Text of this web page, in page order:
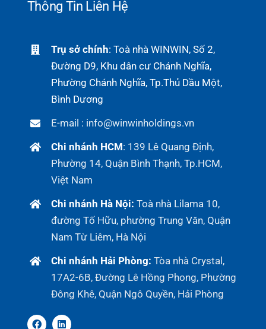
Thông Tin Liên Hệ
Trụ sở chính: Toà nhà WINWIN, Số 2,
Đường D9, Khu dân cư Chánh Nghĩa,
Phường Chánh Nghĩa, Tp.Thủ Dầu Một,
Bình Dương
E-mail : info@winwinholdings.vn
Chi nhánh HCM: 139 Lê Quang Định,
Phường 14, Quận Bình Thạnh, Tp.HCM,
Việt Nam
Chi nhánh Hà Nội: Toà nhà Lilama 10,
đường Tố Hữu, phường Trung Văn, Quận
Nam Từ Liêm, Hà Nội
Chi nhánh Hải Phòng: Tòa nhà Crystal,
17A2-6B, Đường Lê Hồng Phong, Phường
Đông Khê, Quận Ngô Quyền, Hải Phòng